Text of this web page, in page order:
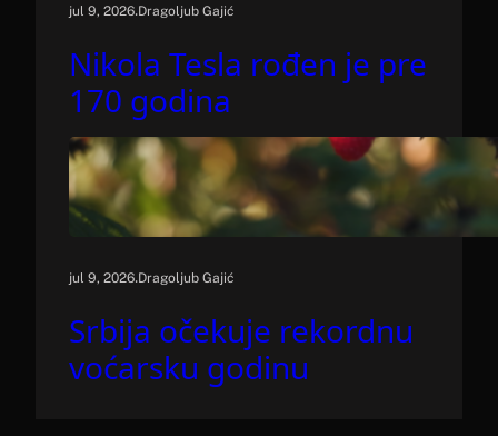
jul 9, 2026.Dragoljub Gajić
Nikola Tesla rođen je pre
170 godina
jul 9, 2026.Dragoljub Gajić
Srbija očekuje rekordnu
voćarsku godinu